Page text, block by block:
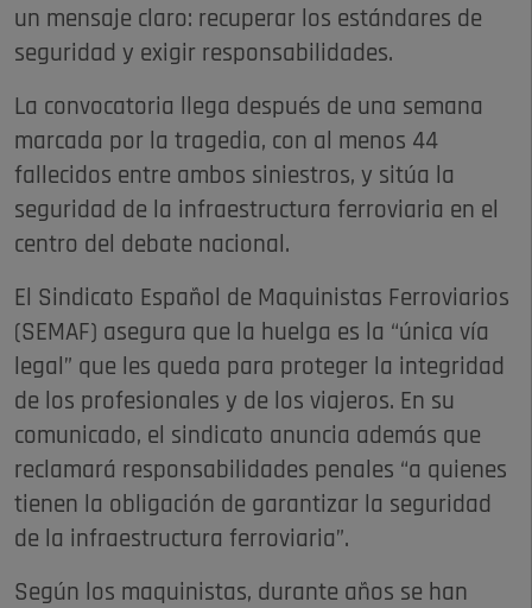
un mensaje claro: recuperar los estándares de
seguridad y exigir responsabilidades.
La convocatoria llega después de una semana
marcada por la tragedia, con al menos 44
fallecidos entre ambos siniestros, y sitúa la
seguridad de la infraestructura ferroviaria en el
centro del debate nacional.
El Sindicato Español de Maquinistas Ferroviarios
(SEMAF) asegura que la huelga es la “única vía
legal” que les queda para proteger la integridad
de los profesionales y de los viajeros. En su
comunicado, el sindicato anuncia además que
reclamará responsabilidades penales “a quienes
tienen la obligación de garantizar la seguridad
de la infraestructura ferroviaria”.
Según los maquinistas, durante años se han